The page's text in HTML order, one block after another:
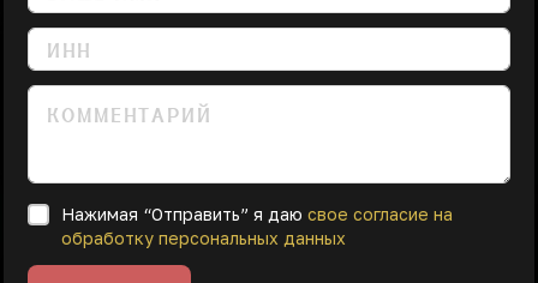
Нажимая “Отправить” я даю свое согласие на
обработку персональных данных